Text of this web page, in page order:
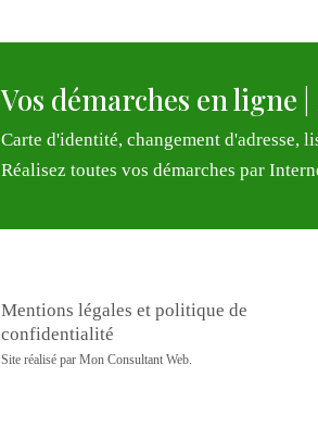
Vos démarches en ligne
Carte d'identité, changement d'adresse,
Réalisez toutes vos démarches par
Mentions légales et politique de
confidentialité
Site réalisé parMon Consultant Web.